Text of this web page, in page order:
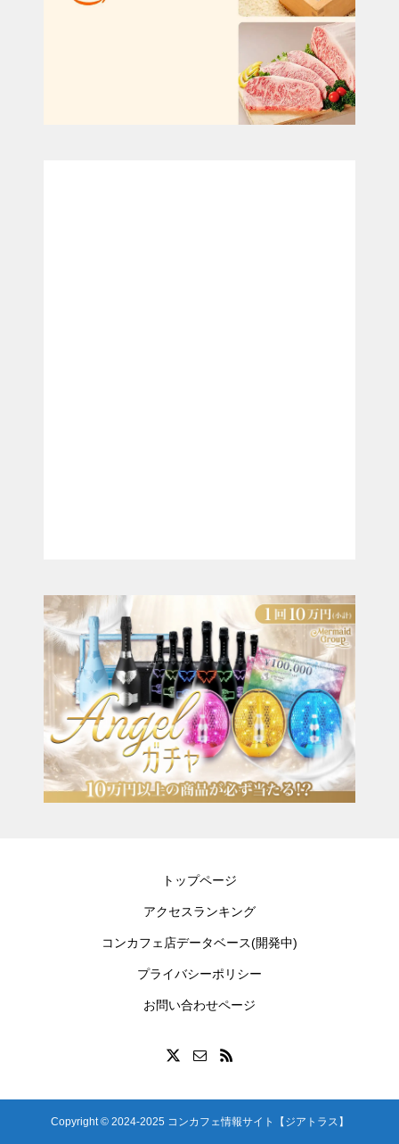
トップページ
アクセスランキング
コンカフェ店データベース(開発中)
プライバシーポリシー
お問い合わせページ
Copyright © 2024-2025 コンカフェ情報サイト【ジアトラス】